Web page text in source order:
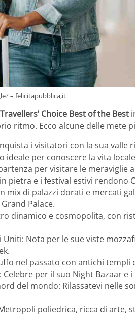
– felicitapubblica,it
Travellers’ Choice Best of the Best
ritmo. Ecco alcune delle mete
i visitatori con la sua valle
ideale per conoscere la vita
per visitare le meraviglie
pietra e i festival estivi rendono
mix di palazzi dorati e mercati
Palace.
dinamico e cosmopolita, con
Uniti: Nota per le sue viste
nel passato con antichi templi
Celebre per il suo Night Bazaar e
del mondo: Rilassatevi nelle
poliedrica, ricca di arte,